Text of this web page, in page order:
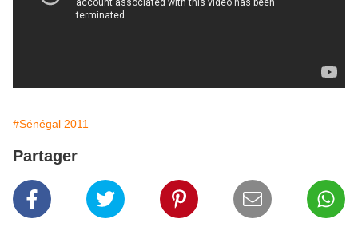
#Sénégal 2011
Partager